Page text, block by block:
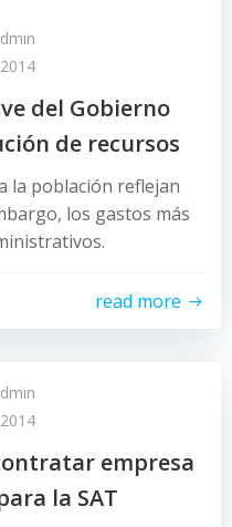
del Gobierno
de recursos
la población reflejan
los gastos más
read more
empresa
la SAT